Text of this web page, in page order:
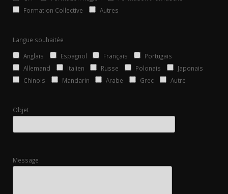
Formation Collective
Autres
Langue souhaitée
Anglais
Espagnol Français
Portugais
Allemand
Italien Russe Polonais
Japonais
Chinois
Mandarin Arabe Grec Autre
Objet
Message